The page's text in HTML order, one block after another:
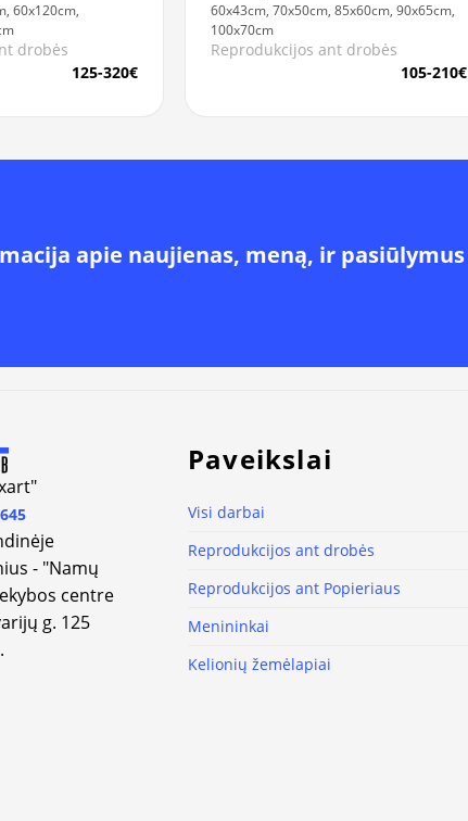
60x120cm,
drobės
125-320€
60x43cm, 70x50cm, 85x60cm, 90x65cm,
100x70cm
Reprodukcijos ant drobės
105-210€
apie naujienas, meną, ir pasiūlymus
- "Namų
centre
g. 125
Paveikslai
Visi darbai
Reprodukcijos ant drobės
Reprodukcijos ant Popieriaus
Menininkai
Kelionių žemėlapiai